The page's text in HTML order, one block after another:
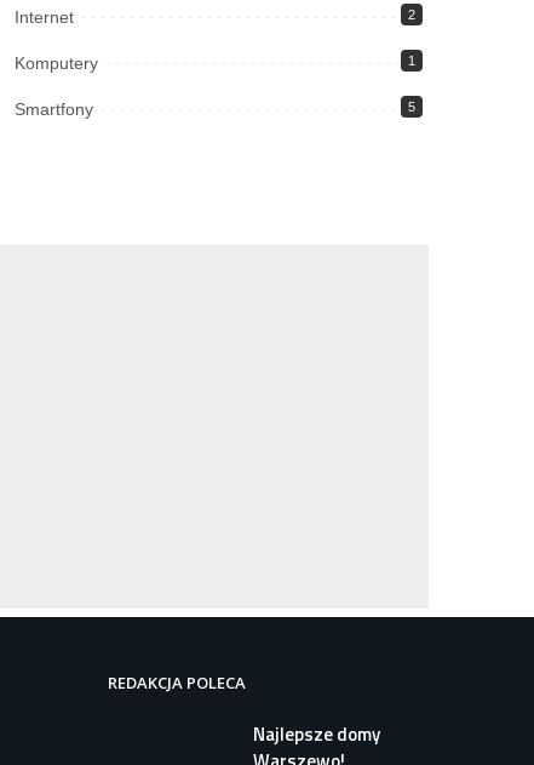
Internet 2
Komputery 1
Smartfony 5
REDAKCJA POLECA
Najlepsze domy